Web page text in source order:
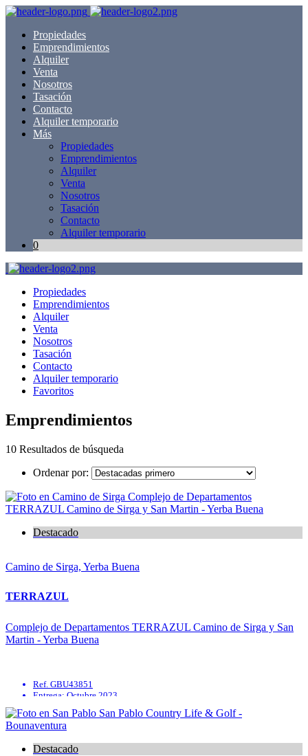
Propiedades
Emprendimientos
Alquiler
Venta
Nosotros
Tasación
Contacto
Alquiler temporario
Más
Propiedades
Emprendimientos
Alquiler
Venta
Nosotros
Tasación
Contacto
Alquiler temporario
0
Propiedades
Emprendimientos
Alquiler
Venta
Nosotros
Tasación
Contacto
Alquiler temporario
Favoritos
Emprendimientos
10 Resultados de búsqueda
Ordenar por:
Destacado
Camino de Sirga, Yerba Buena
TERRAZUL
Complejo de Departamentos TERRAZUL Camino de Sirga y San
Martin - Yerba Buena
Ref. GBU43851
Entrega: Octubre 2023
Quincho
Solarium
Destacado